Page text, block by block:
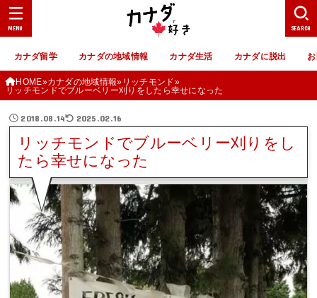
カナダ留学 カナダの地域情報 カナダ生活 カナダに脱出
SEARCH
MENU
HOME カナダの地域情報
リッチモンド
リッチモンドでブルーベリー刈りをしたら幸せになった
2018.08.14 2025.02.16
リッチモンドでブルーベリー刈りをし
たら幸せになった